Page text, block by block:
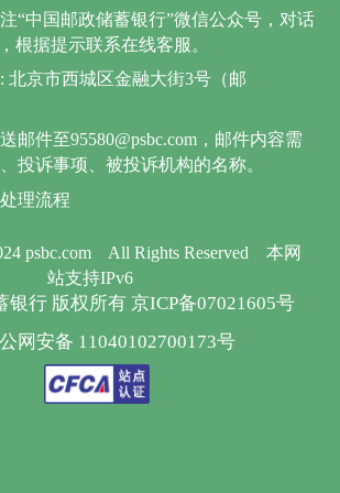
psbc.com All Rights Reserved
本网
站支持IPv6
银行 版权所有 京ICP备07021605号
网安备 11040102700173号
“中国邮政储蓄银行”微信公众号，对话
根据提示联系在线客服。
北京市西城区金融大街3号（邮
邮件至95580@psbc.com，邮件内容需
投诉事项、被投诉机构的名称。
理流程